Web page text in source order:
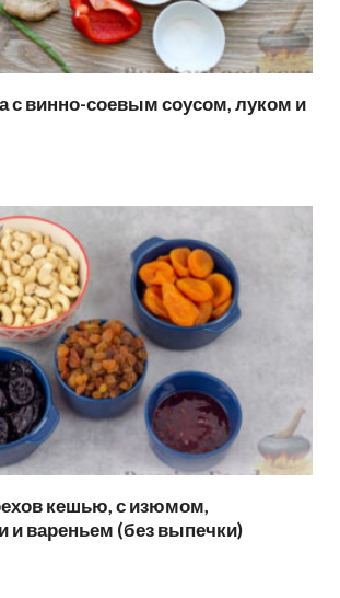
с винно-соевым соусом, луком и
кешью, с изюмом,
и вареньем (без выпечки)